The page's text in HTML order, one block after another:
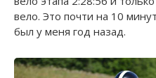
вело. Это почти на 10
был у меня год назад.